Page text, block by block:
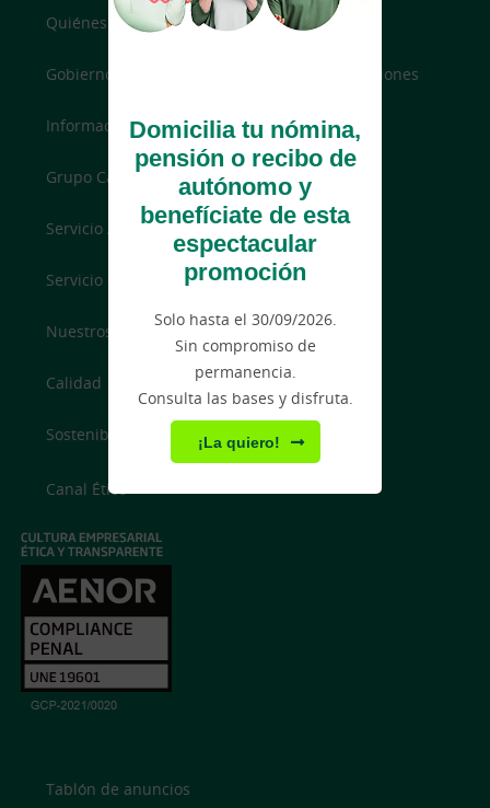
Domicilia tu nómina,
pensión o recibo de
autónomo y
benefíciate de esta
espectacular
promoción
Solo hasta el 30/09/2026.
Sin compromiso de
permanencia.
Consulta las bases y disfruta.
¡La quiero!
Quiénes somos
Gobierno corporativo y política de remuneraciones
Información para socios e inversores
Grupo Caja Rural
Servicio Atención al Cliente
Servicio de reclamaciones
Nuestros horarios
Calidad
Sostenibilidad
Canal Ético
Tablón de anuncios